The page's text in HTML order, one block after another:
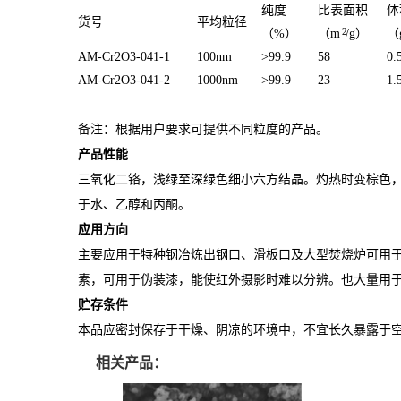
货号 平均粒径
纯度
（%）
比表面积
（m2/g）
AM-Cr2O3-041-1
100nm >99.9 58
AM-Cr2O3-041-2
1000nm >99.9 23
备注：根据用户要求可提供不同粒度的产品。
产品性能
三氧化二铬，浅绿至深绿色细小六方结晶。灼热时变棕
于水、乙醇和丙酮。
应用方向
主要应用于特种钢冶炼出钢口、滑板口及大型焚烧炉可
素，可用于伪装漆，能使红外摄影时难以分辨。也大量用
贮存条件
本品应密封保存于干燥、阴凉的环境中，不宜长久暴露于
相关产品：